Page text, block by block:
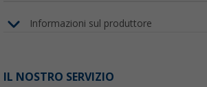
Informazioni sul produttore
IL NOSTRO SERVIZIO